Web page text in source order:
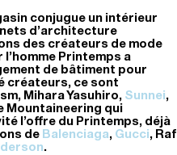
conjugue un intérieur
d’architecture
des créateurs de mode
Printemps a
de bâtiment pour
créateurs, ce sont
Mihara Yasuhiro, Sunnei,
Mountaineering qui
l’offre du Printemps, déjà
de Balenciaga, Gucci, Raf
.